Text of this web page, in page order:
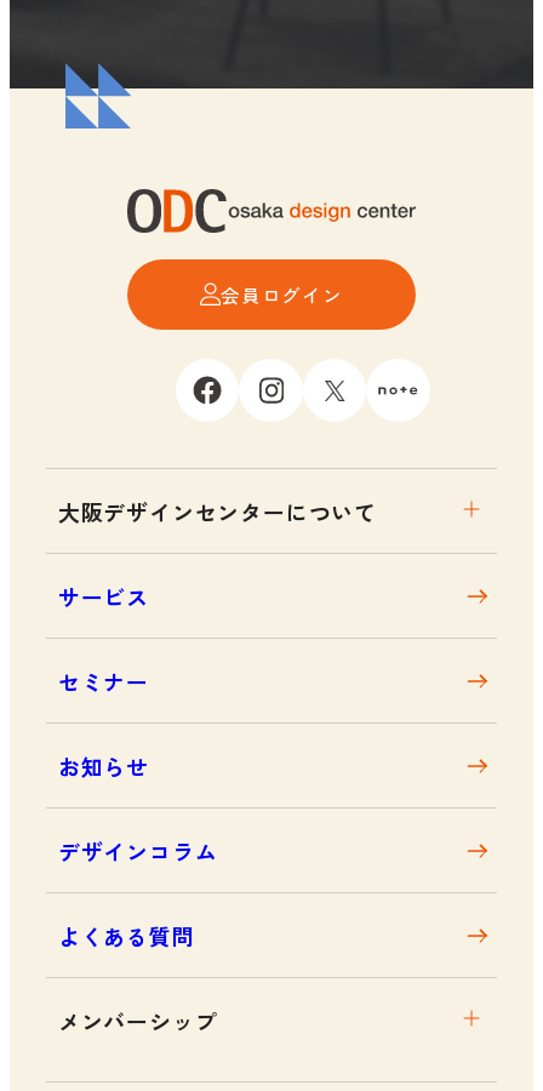
会員ログイン
大阪デザインセンターについて
デザイン経営とは
サービス
セミナー
お知らせ
デザインコラム
よくある質問
メンバーシップ
メンバーシップについて